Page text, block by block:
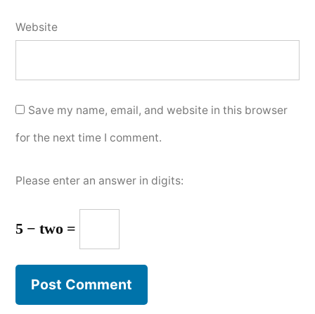
Website
Save my name, email, and website in this browser
for the next time I comment.
Please enter an answer in digits:
5 − two =